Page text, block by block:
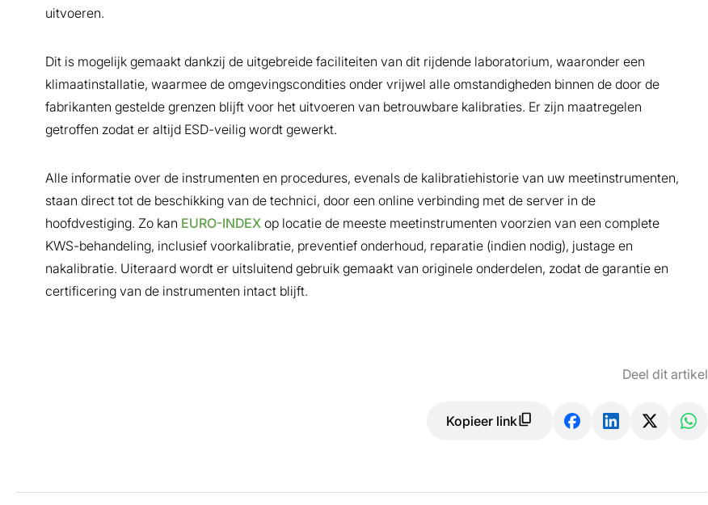
uitvoeren.
Dit is mogelijk gemaakt dankzij de uitgebreide faciliteiten van dit rijdende laboratorium, waaronder een
klimaatinstallatie, waarmee de omgevingscondities onder vrijwel alle omstandigheden binnen de door de
fabrikanten gestelde grenzen blijft voor het uitvoeren van betrouwbare kalibraties. Er zijn maatregelen
getroffen zodat er altijd ESD-veilig wordt gewerkt.
Alle informatie over de instrumenten en procedures, evenals de kalibratiehistorie van uw meetinstrumenten,
staan direct tot de beschikking van de technici, door een online verbinding met de server in de
hoofdvestiging. Zo kan EURO-INDEX op locatie de meeste meetinstrumenten voorzien van een complete
KWS-behandeling, inclusief voorkalibratie, preventief onderhoud, reparatie (indien nodig), justage en
nakalibratie. Uiteraard wordt er uitsluitend gebruik gemaakt van originele onderdelen, zodat de garantie en
certificering van de instrumenten intact blijft.
Deel dit artikel
Kopieer link